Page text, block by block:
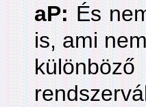
aP:És
is, ami